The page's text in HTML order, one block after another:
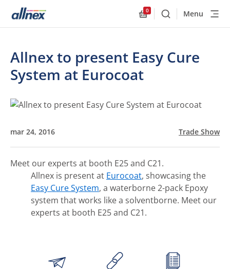
0
BuscarMenu
Allnex to present Easy Cure
System at Eurocoat
mar 24, 2016 Trade Show
Meet our experts at booth E25 and C21.
Allnex is present at Eurocoat, showcasing the
Easy Cure System, a waterborne 2-pack Epoxy
system that works like a solventborne. Meet our
experts at booth E25 and C21.